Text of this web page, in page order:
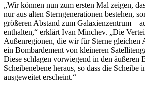
„Wir können nun zum ersten Mal zeigen,
nur aus alten Sterngenerationen bestehen,
größeren Abstand zum Galaxienzentrum –
enthalten,“ erklärt Ivan Minchev. „Die
Außenregionen, die wir für Sterne gleichen
ein Bombardement von kleineren
Diese schlagen vorwiegend in den äußeren
Scheibenebene heraus, so dass die Scheibe
ausgeweitet erscheint.“